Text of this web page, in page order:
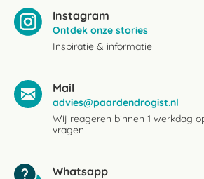
Instagram
Ontdek onze stories
Inspiratie & informatie
Mail
advies@paardendrogist.nl
Wij reageren binnen 1 werkdag
vragen
Whatsapp